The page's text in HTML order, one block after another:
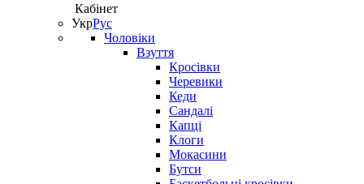
Кабінет
УкрРус
Чоловіки
Взуття
Кросівки
Черевики
Кеди
Сандалі
Капці
Клоги
Мокасини
Бутси